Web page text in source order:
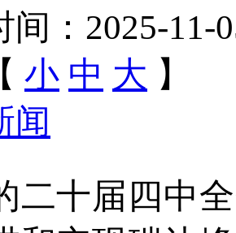
间：2025-11-
小 中 大 】
闻
十届四中全